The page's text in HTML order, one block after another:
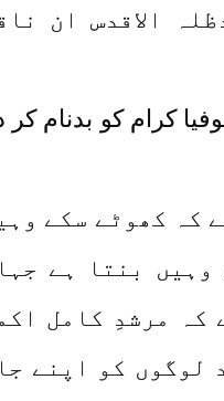
الاقدس ان
کرام کو بدنام کر
کہ کھوٹے سکے
بنتا ہے
کہ مرشدِ کامل
لوگوں کو اپنے